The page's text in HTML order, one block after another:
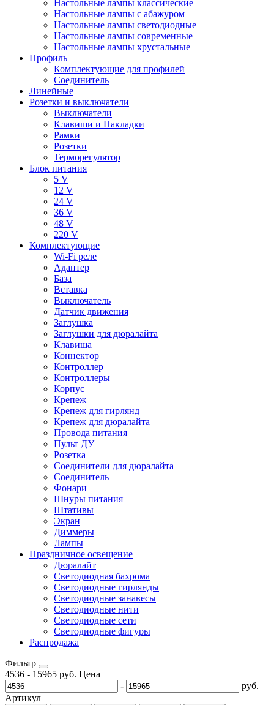
Настольные лампы классические
Настольные лампы с абажуром
Настольные лампы светодиодные
Настольные лампы современные
Настольные лампы хрустальные
Профиль
Комплектующие для профилей
Соединитель
Линейные
Розетки и выключатели
Выключатели
Клавиши и Накладки
Рамки
Розетки
Терморегулятор
Блок питания
5 V
12 V
24 V
36 V
48 V
220 V
Комплектующие
Wi-Fi реле
Адаптер
База
Вставка
Выключатель
Датчик движения
Заглушка
Заглушки для дюралайта
Клавиша
Коннектор
Контроллер
Контроллеры
Корпус
Крепеж
Крепеж для гирлянд
Крепеж для дюралайта
Провода питания
Пульт ДУ
Розетка
Соединители для дюралайта
Соединитель
Фонари
Шнуры питания
Штативы
Экран
Диммеры
Лампы
Праздничное освещение
Дюралайт
Светодиодная бахрома
Светодиодные гирлянды
Светодиодные занавесы
Светодиодные нити
Светодиодные сети
Светодиодные фигуры
Распродажа
Фильтр
4536 - 15965 руб. Цена
-
руб.
Артикул